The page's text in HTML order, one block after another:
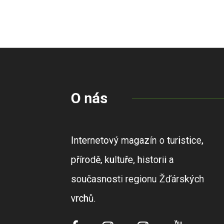
O nás
Internetový magazín o turistice,
přírodě, kultuře, historii a
současnosti regionu Žďárských
vrchů.